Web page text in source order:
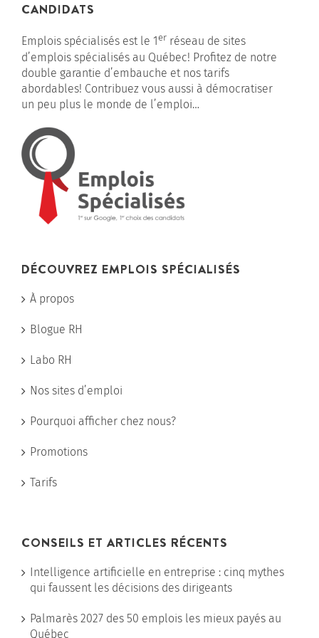
CANDIDATS
Emplois spécialisés est le 1 er réseau de sites
d’emplois spécialisés au Québec! Profitez de notre
double garantie d’embauche et nos tarifs
abordables! Contribuez vous aussi à démocratiser
un peu plus le monde de l’emploi…
DÉCOUVREZ EMPLOIS SPÉCIALISÉS
À propos
Blogue RH
Labo RH
Nos sites d’emploi
Pourquoi afficher chez nous?
Promotions
Tarifs
CONSEILS ET ARTICLES RÉCENTS
Intelligence artificielle en entreprise : cinq mythes
qui faussent les décisions des dirigeants
Palmarès 2027 des 50 emplois les mieux payés au
Québec